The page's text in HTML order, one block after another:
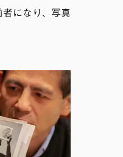
になり、写真